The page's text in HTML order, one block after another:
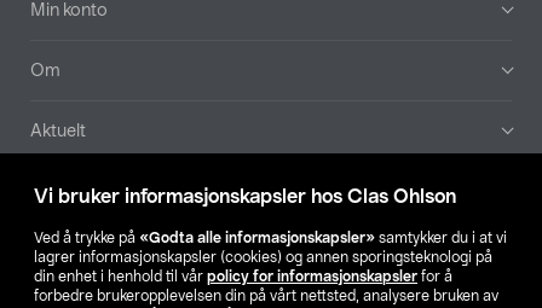
Vi bruker informasjonskapsler hos Clas Ohlson
Ved å trykke på «Godta alle informasjonskapsler» samtykker du i at vi
lagrer informasjonskapsler (cookies) og annen sporingsteknologi på
din enhet i henhold til vår policy for informasjonskapsler for å
forbedre brukeropplevelsen din på vårt nettsted, analysere bruken av
Min konto
Om
Aktuelt
Våre selskaper
Finn din butikk